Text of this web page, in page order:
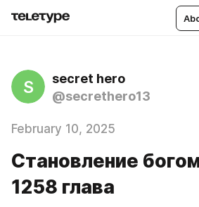
S
secret hero
@secrethero13
February 10, 2025
Становление
1258 глава